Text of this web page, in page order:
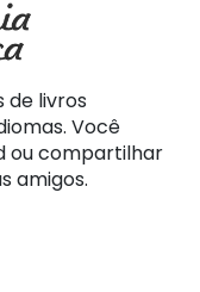
de livros
Você
ou compartilhar
amigos.